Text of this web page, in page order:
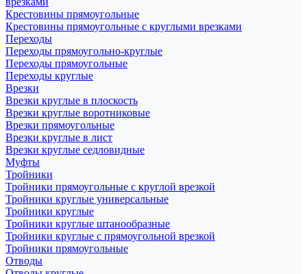
Крестовины прямоугольные
Крестовины прямоугольные с круглыми врезками
Переходы
Переходы прямоугольно-круглые
Переходы прямоугольные
Переходы круглые
Врезки
Врезки круглые в плоскость
Врезки круглые воротниковые
Врезки прямоугольные
Врезки круглые в лист
Врезки круглые седловидные
Муфты
Тройники
Тройники прямоугольные с круглой врезкой
Тройники круглые универсальные
Тройники круглые
Тройники круглые штанообразные
Тройники круглые с прямоугольной врезкой
Тройники прямоугольные
Отводы